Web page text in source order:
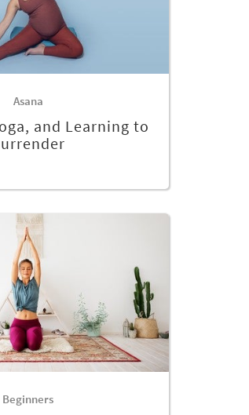
Asana
and Learning to
Beginners